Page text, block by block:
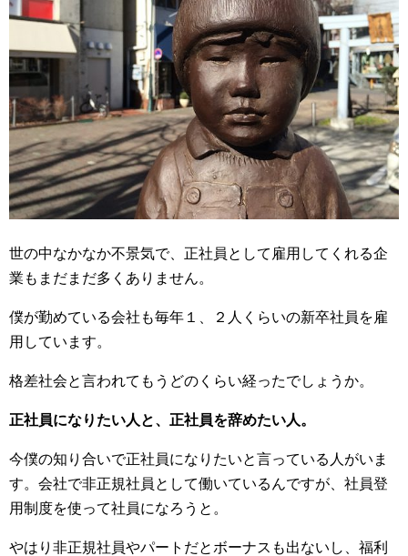
世の中なかなか不景気で、正社員として雇用してくれる企
業もまだまだ多くありません。
僕が勤めている会社も毎年１、２人くらいの新卒社員を雇
用しています。
格差社会と言われてもうどのくらい経ったでしょうか。
正社員になりたい人と、正社員を辞めたい人。
今僕の知り合いで正社員になりたいと言っている人がいま
す。会社で非正規社員として働いているんですが、社員登
用制度を使って社員になろうと。
やはり非正規社員やパートだとボーナスも出ないし、福利